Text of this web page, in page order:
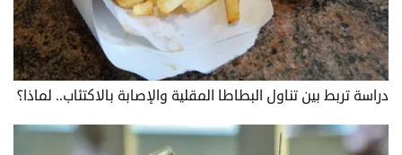
دراسة تربط بين تناول البطاطا المقلية والإصابة بالاكتئاب.. لماذا؟